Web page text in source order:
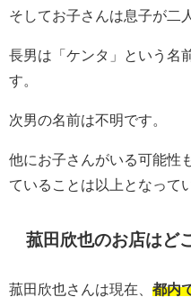
そしてお子さんは息子が二
長男は「ケンタ」という名
す。
次男の名前は不明です。
他にお子さんがいる可能性
ていることは以上となって
菰田欣也のお店はど
菰田欣也さんは現在、 都内